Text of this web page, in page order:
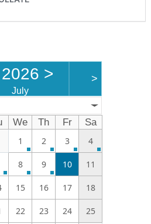
2026 >
July
>
We Th Fr
Sa
1
2 3 4
8 9 10 11
15 16 17 18
22 23 24 25